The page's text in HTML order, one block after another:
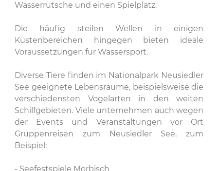
Wasserrutsche und einen Spielplatz.
Die häufig steilen Wellen in einigen
Küstenbereichen hingegen bieten ideale
Voraussetzungen für Wassersport.
Diverse Tiere finden im Nationalpark Neusiedler
See geeignete Lebensräume, beispielsweise die
verschiedensten Vogelarten in den weiten
Schilfgebieten. Viele unternehmen auch wegen
der Events und Veranstaltungen vor Ort
Gruppenreisen zum Neusiedler See, zum
Beispiel:
- Seefestspiele Mörbisch